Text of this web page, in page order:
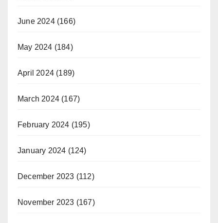
June 2024(166)
May 2024 (184)
April 2024 (189)
March 2024 (167)
February 2024 (195)
January 2024 (124)
December 2023 (112)
November 2023 (167)